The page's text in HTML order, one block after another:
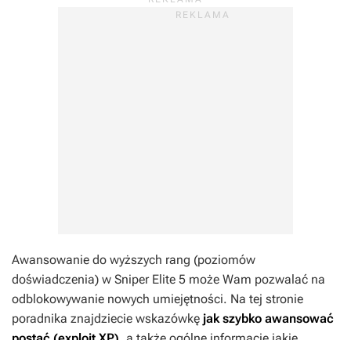
Awansowanie do wyższych rang (poziomów
doświadczenia) w Sniper Elite 5 może Wam pozwalać na
odblokowywanie nowych umiejętności. Na tej stronie
poradnika znajdziecie wskazówkę jak szybko awansować